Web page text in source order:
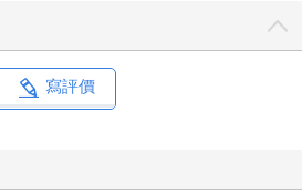
藉此謀利，彌補以前的虧蝕，平衡經
紅粉骷髏》
海影戲公司的《海誓》和新亞影片公
如前述，《閻瑞生》和《紅粉骷
寫評價